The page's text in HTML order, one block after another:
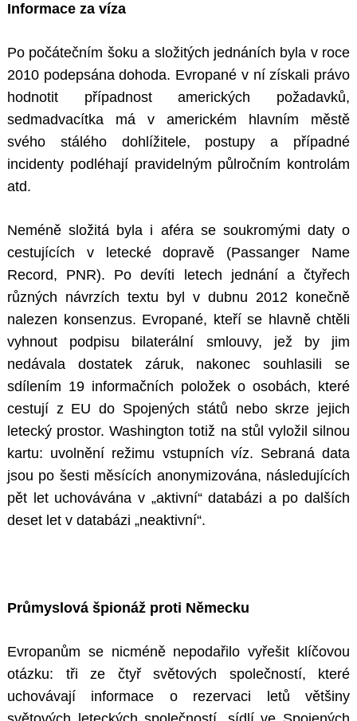
Informace za víza
Po počátečním šoku a složitých jednáních byla v roce
2010 podepsána dohoda. Evropané v ní získali právo
hodnotit případnost amerických požadavků,
sedmadvacítka má v americkém hlavním městě
svého stálého dohlížitele, postupy a případné
incidenty podléhají pravidelným půlročním kontrolám
atd.
Neméně složitá byla i aféra se soukromými daty o
cestujících v letecké dopravě (Passanger Name
Record, PNR). Po devíti letech jednání a čtyřech
různých návrzích textu byl v dubnu 2012 konečně
nalezen konsenzus. Evropané, kteří se hlavně chtěli
vyhnout podpisu bilaterální smlouvy, jež by jim
nedávala dostatek záruk, nakonec souhlasili se
sdílením 19 informačních položek o osobách, které
cestují z EU do Spojených států nebo skrze jejich
letecký prostor. Washington totiž na stůl vyložil silnou
kartu: uvolnění režimu vstupních víz. Sebraná data
jsou po šesti měsících anonymizována, následujících
pět let uchovávána v „aktivní“ databázi a po dalších
deset let v databázi „neaktivní“.
Průmyslová špionáž proti Německu
Evropanům se nicméně nepodařilo vyřešit klíčovou
otázku: tři ze čtyř světových společností, které
uchovávají informace o rezervaci letů většiny